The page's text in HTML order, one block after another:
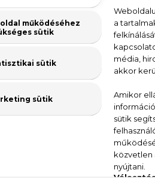
a parfüm kifinomult és
Dior Blooming Bouquet
tükrözi, így a parfüm
ez a parfüm
kölcsönöz az
és engedd, hogy a parfüm
2014
damaszkuszi rózsa,